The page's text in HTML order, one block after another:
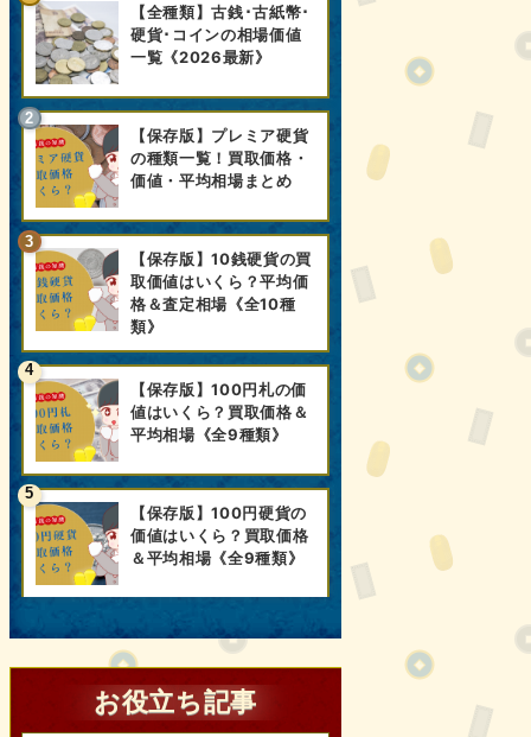
【全種類】古銭･古紙幣･
硬貨･コインの相場価値
一覧《2026最新》
【保存版】プレミア硬貨
の種類一覧！買取価格・
価値・平均相場まとめ
【保存版】10銭硬貨の買
取価値はいくら？平均価
格＆査定相場《全10種
類》
【保存版】100円札の価
値はいくら？買取価格＆
平均相場《全9種類》
【保存版】100円硬貨の
価値はいくら？買取価格
＆平均相場《全9種類》
お役立ち記事